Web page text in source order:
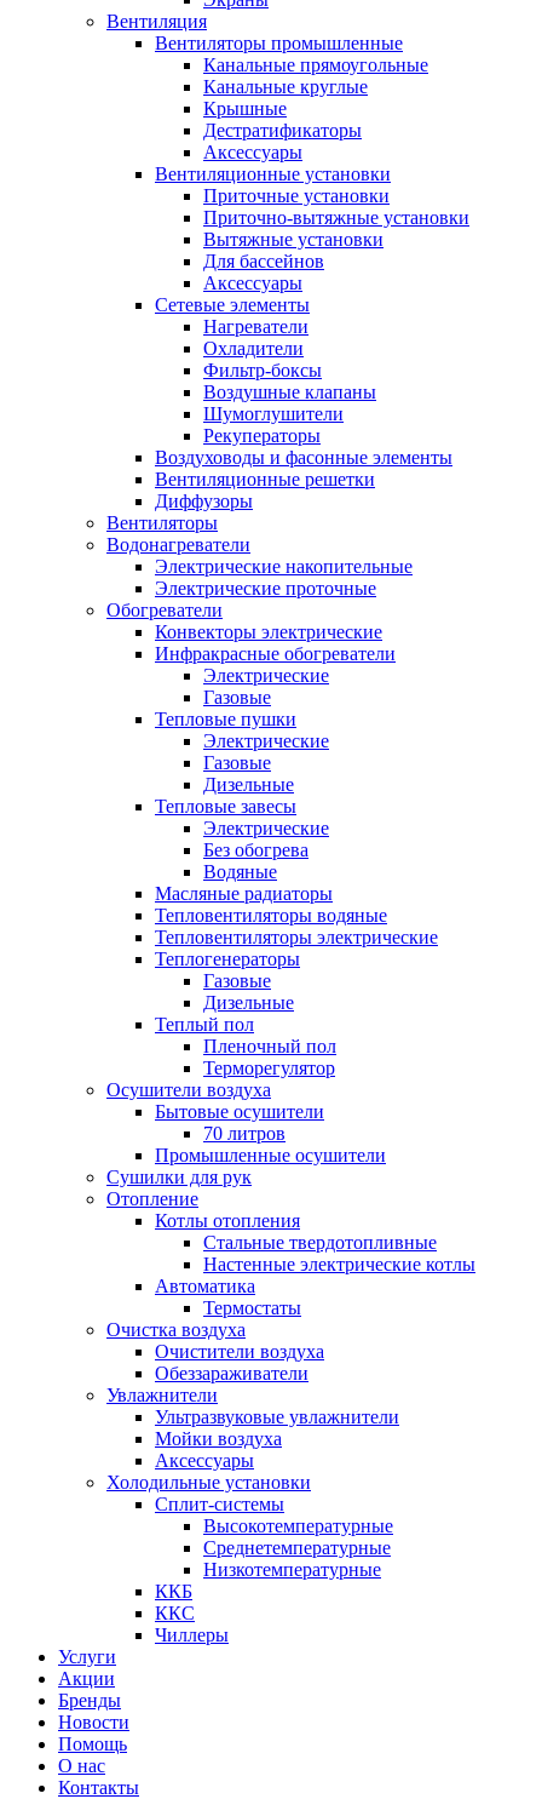
Вентиляция
Вентиляторы промышленные
Канальные прямоугольные
Канальные круглые
Крышные
Дестратификаторы
Аксессуары
Вентиляционные установки
Приточные установки
Приточно-вытяжные установки
Вытяжные установки
Для бассейнов
Аксессуары
Сетевые элементы
Нагреватели
Охладители
Фильтр-боксы
Воздушные клапаны
Шумоглушители
Рекуператоры
Воздуховоды и фасонные элементы
Вентиляционные решетки
Диффузоры
Вентиляторы
Водонагреватели
Электрические накопительные
Электрические проточные
Обогреватели
Конвекторы электрические
Инфракрасные обогреватели
Электрические
Газовые
Тепловые пушки
Электрические
Газовые
Дизельные
Тепловые завесы
Электрические
Без обогрева
Водяные
Масляные радиаторы
Тепловентиляторы водяные
Тепловентиляторы электрические
Теплогенераторы
Газовые
Дизельные
Теплый пол
Пленочный пол
Терморегулятор
Осушители воздуха
Бытовые осушители
70 литров
Промышленные осушители
Сушилки для рук
Отопление
Котлы отопления
Стальные твердотопливные
Настенные электрические котлы
Автоматика
Термостаты
Очистка воздуха
Очистители воздуха
Обеззараживатели
Увлажнители
Ультразвуковые увлажнители
Мойки воздуха
Аксессуары
Холодильные установки
Сплит-системы
Высокотемпературные
Среднетемпературные
Низкотемпературные
ККБ
ККС
Чиллеры
Услуги
Акции
Бренды
Новости
Помощь
О нас
Контакты